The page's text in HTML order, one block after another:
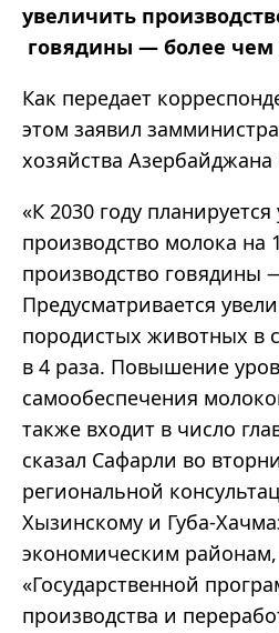
увеличить
говядины — более чем
Как передает
этом заявил
хозяйства
«К 2030 году
производство молока на
производство говядины
Предусматривается
породистых животных в
в 4 раза. Повышение
самообеспечения
также входит в число
сказал Сафарли во
региональной
Хызинскому и Губа-
экономическим
«Государственной
производства и